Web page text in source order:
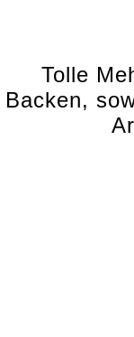
Tolle
Backen,